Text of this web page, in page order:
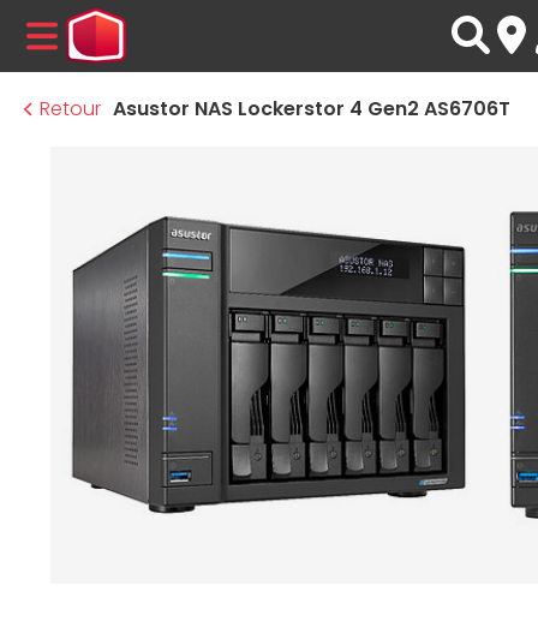
MENU
Retour Asustor NAS Lockerstor 4 Gen2 AS6706T